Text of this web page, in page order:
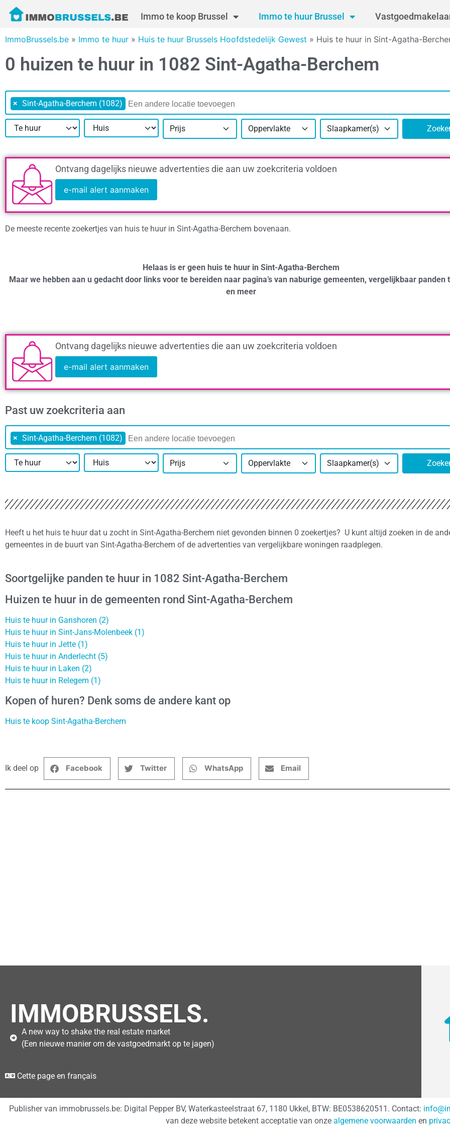
Immo te koop Brussel Immo te huur Brussel
ImmoBrussels.be » Immo te huur » Huis te huur Brussels Hoofdstedelijk Gewest » Huis te huur in Sint-Agatha-
0 huizen te huur in 1082 Sint-Agatha-Berchem
× Sint-Agatha-Berchem (1082)
Prijs Oppervlakte Slaapkamer(s)
Ontvang dagelijks nieuwe advertenties die aan uw zoekcriteria voldoen
e-mail alert aanmaken
De meeste recente zoekertjes van huis te huur in Sint-Agatha-Berchem bovenaan.
Helaas is er geen huis te huur in Sint-Agatha-Berchem
Maar we hebben aan u gedacht door links voor te bereiden naar pagina’s van naburige gemeenten, vergelijkbaar panden
en meer
Ontvang dagelijks nieuwe advertenties die aan uw zoekcriteria voldoen
e-mail alert aanmaken
Past uw zoekcriteria aan
× Sint-Agatha-Berchem (1082)
Prijs Oppervlakte Slaapkamer(s)
Heeft u het huis te huur dat u zocht in Sint-Agatha-Berchem niet gevonden binnen 0 zoekertjes? U kunt altijd zoeken in de
gemeentes in de buurt van Sint-Agatha-Berchem of de advertenties van vergelijkbare woningen raadplegen.
Soortgelijke panden te huur in 1082 Sint-Agatha-Berchem
Huizen te huur in de gemeenten rond Sint-Agatha-Berchem
Huis te huur in Ganshoren (2)
Huis te huur in Sint-Jans-Molenbeek (1)
Huis te huur in Jette (1)
Huis te huur in Anderlecht (5)
Huis te huur in Laken (2)
Huis te huur in Relegem (1)
Kopen of huren? Denk soms de andere kant op
Huis te koop Sint-Agatha-Berchem
Ik deel op Facebook Twitter WhatsApp Email
IMMOBRUSSELS.
A new way to shake the real estate market
(Een nieuwe manier om de vastgoedmarkt op te jagen)
Cette page en français
Publisher van immobrussels.be: Digital Pepper BV, Waterkasteelstraat 67, 1180 Ukkel, BTW: BE0538620511. Contact:
van deze website betekent acceptatie van onze algemene voorwaarden en